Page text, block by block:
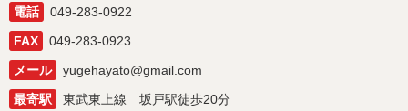
電話
049-283-0922
FAX
049-283-0923
メール
yugehayato@gmail.com
最寄駅
東武東上線 坂戸駅徒歩20分